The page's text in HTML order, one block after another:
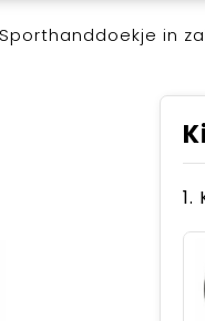
Sporthanddoekje in
1.